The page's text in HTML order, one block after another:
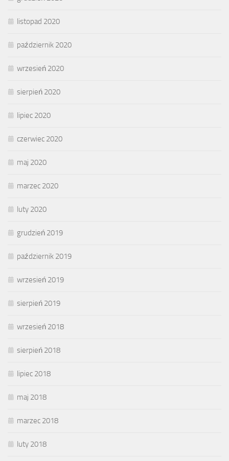
listopad 2020
październik 2020
wrzesień 2020
sierpień 2020
lipiec 2020
czerwiec 2020
maj 2020
marzec 2020
luty 2020
grudzień 2019
październik 2019
wrzesień 2019
sierpień 2019
wrzesień 2018
sierpień 2018
lipiec 2018
maj 2018
marzec 2018
luty 2018